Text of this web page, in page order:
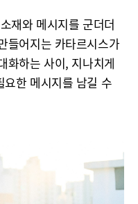
재와 메시지를 군더더
들어지는 카타르시스가
화하는 사이, 지나치게
한 메시지를 남길 수